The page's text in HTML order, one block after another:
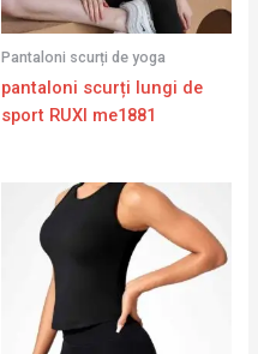
Pantaloni scurți de yoga
pantaloni scurți lungi de
sport RUXI me1881